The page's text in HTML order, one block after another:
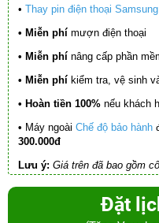
• Thay pin điện thoại Samsung
• Miễn phí mượn điện thoại
• Miễn phí nâng cấp phần
• Miễn phí kiểm tra, vệ sinh
• Hoàn tiền 100% nếu khách
• Máy ngoài Chế độ bảo hành
300.000đ
Lưu ý: Giá trên đã bao gồm
Đặt